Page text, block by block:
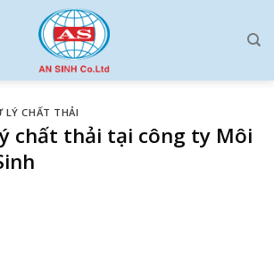
LÝ CHẤT THẢI
chất thải tại công ty Môi